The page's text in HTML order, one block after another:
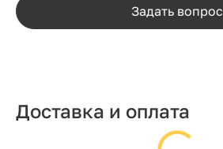
Задать вопрос
Доставка и оплата